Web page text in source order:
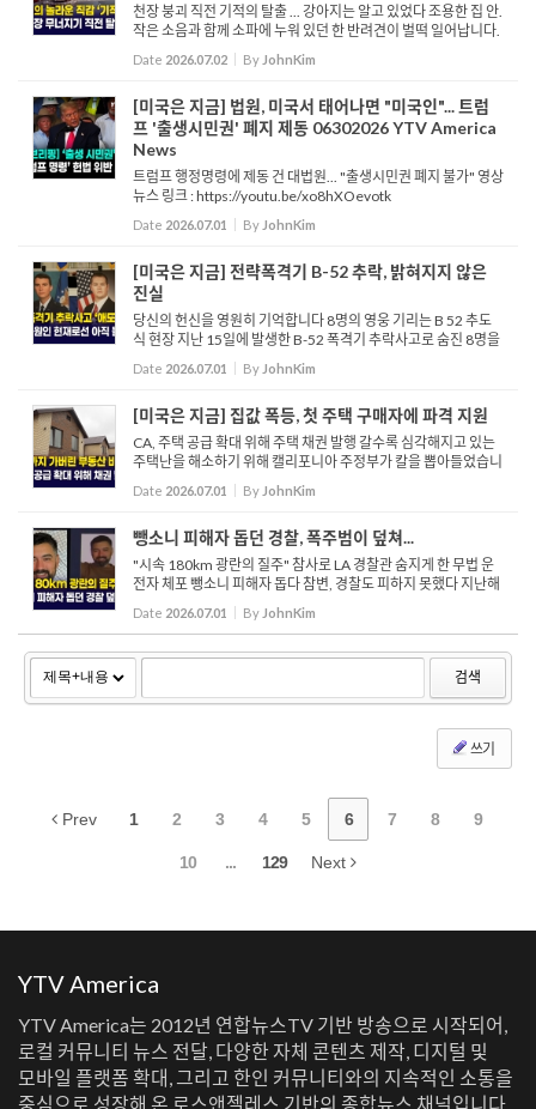
천장 붕괴 직전 기적의 탈출 ... 강아지는 알고 있었다 조용한 집 안.
작은 소음과 함께 소파에 누워 있던 한 반려견이 벌떡 일어납니다.
불안한 눈치로 두리번거리던 반려견은 황급히 소파 팔걸이를 넘
어 어디론가 달아납니다. 그리고 그때, 천장이 무너져 내...
Date 2026.07.02 By JohnKim
[미국은 지금] 법원, 미국서 태어나면 "미국인"... 트럼
프 '출생시민권' 폐지 제동 06302026 YTV America
News
트럼프 행정명령에 제동 건 대법원... "출생시민권 폐지 불가" 영상
뉴스 링크 : https://youtu.be/xo8hXOevotk
Date 2026.07.01 By JohnKim
[미국은 지금] 전략폭격기 B-52 추락, 밝혀지지 않은
진실
당신의 헌신을 영원히 기억합니다 8명의 영웅 기리는 B 52 추도
식 현장 지난 15일에 발생한 B-52 폭격기 추락사고로 숨진 8명을
기리기 위한 추도식이 지난 29일 거행됐습니다. 이날 저녁 행사에
는 슬픔에 잠긴 유...
Date 2026.07.01 By JohnKim
[미국은 지금] 집값 폭등, 첫 주택 구매자에 파격 지원
CA, 주택 공급 확대 위해 주택 채권 발행 갈수록 심각해지고 있는
주택난을 해소하기 위해 캘리포니아 주정부가 칼을 뽑아들었습니
다. 개빈 뉴섬 주지사와 주의회는 ‘2026년 퇴역 군인 및 저렴한 주
택 채권법’을 상정해 오...
Date 2026.07.01 By JohnKim
뺑소니 피해자 돕던 경찰, 폭주범이 덮쳐...
"시속 180km 광란의 질주" 참사로 LA 경찰관 숨지게 한 무법 운
전자 체포 뺑소니 피해자 돕다 참변, 경찰도 피하지 못했다 지난해
6월, LA 405번 프리웨이에서 과속으로 질주하다 LAPD 경사와 민
간인 남성을 치어 숨지게 한 36세 남성이 2급 살인 혐의로 기소...
Date 2026.07.01 By JohnKim
검색
쓰기
Prev 1 2 3 4 5 6 7 8 9
10 ... 129 Next
YTV America
YTV America는 2012년 연합뉴스TV 기반 방송으로 시작되어,
로컬 커뮤니티 뉴스 전달, 다양한 자체 콘텐츠 제작, 디지털 및
모바일 플랫폼 확대, 그리고 한인 커뮤니티와의 지속적인 소통을
중심으로 성장해 온 로스앤젤레스 기반의 종합뉴스 채널입니다.